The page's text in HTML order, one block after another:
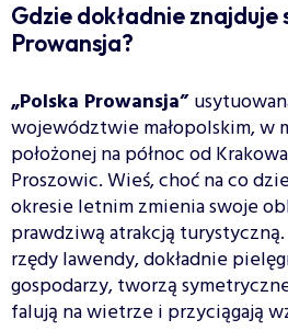
Gdzie dokładnie znajduje
Prowansja?
„Polska Prowansja”
województwie małopolskim, w
położonej na północ od
Proszowic. Wieś, choć na co
okresie letnim zmienia swoje
prawdziwą atrakcją
rzędy lawendy, dokładnie
gospodarzy, tworzą
falują na wietrze i przyciągają